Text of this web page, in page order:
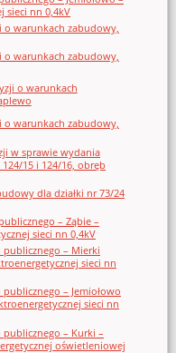
sieci nn 0,4kV
warunkach zabudowy,
o warunkach zabudowy,
o warunkach
o warunkach zabudowy,
w sprawie wydania
15 i 124/16, obręb
dla działki nr 73/24
– Ząbie –
sieci nn 0,4kV
publicznego – Mierki
sieci nn
publicznego – Jemiołowo
sieci nn
publicznego – Kurki –
oświetleniowej